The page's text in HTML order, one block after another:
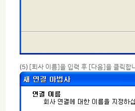
(5) [회사 이름]을 입력 후 [다음]을 클릭합